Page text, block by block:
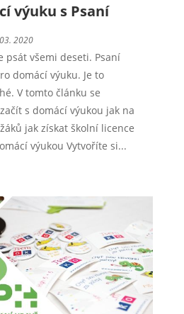
výuku s Psaní
2020
psát všemi deseti. Psaní
domácí výuku. Je to
V tomto článku se
s domácí výukou jak na
jak získat školní licence
výukou Vytvoříte si...